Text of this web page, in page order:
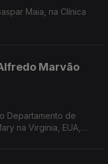
Maia, na Clínica
Marvão
Departamento de
na Virginia, EUA,